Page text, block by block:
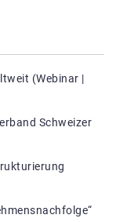
(Webinar |
Schweizer